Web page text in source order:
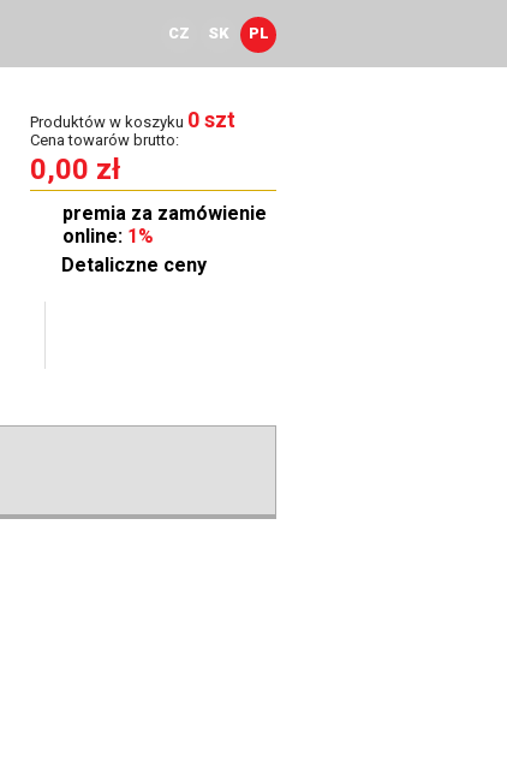
CZ SK PL
Produktów w koszyku 0 szt
Cena towarów brutto:
0,00 zł
premia za zamówienie
online: 1%
Detaliczne ceny